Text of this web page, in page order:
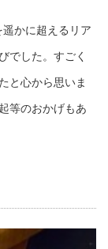
かに超えるリア
でした。すごく
と心から思いま
等のおかげもあ